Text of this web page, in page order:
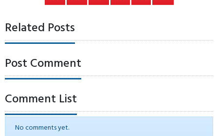
Related Posts
Post Comment
Comment List
No comments yet.